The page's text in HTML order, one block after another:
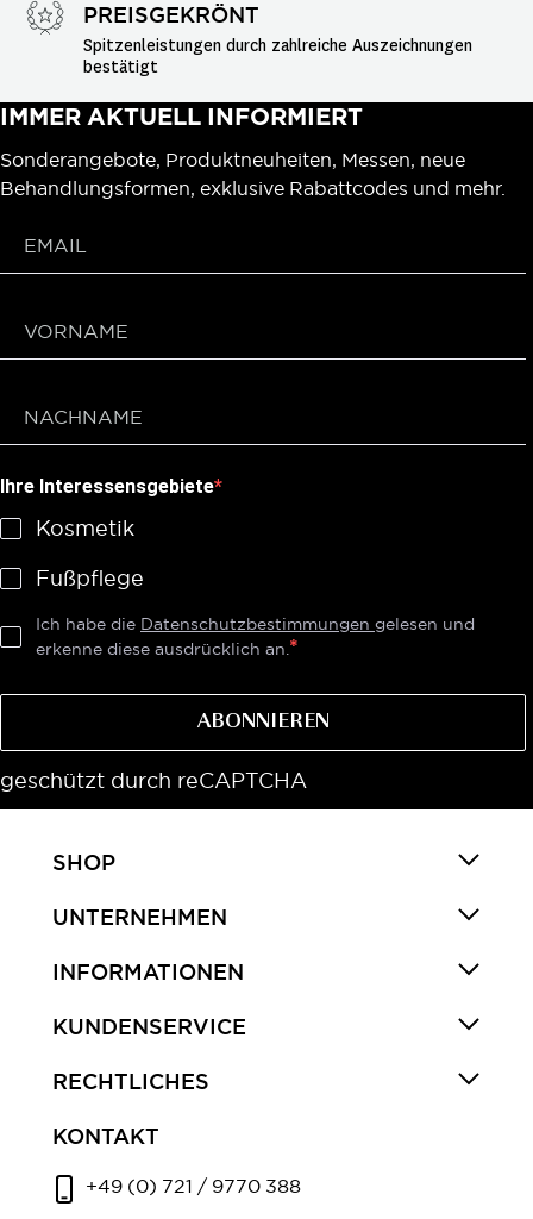
PREISGEKRÖNT
Spitzenleistungen durch zahlreiche Auszeichnungen
bestätigt
IMMER AKTUELL INFORMIERT
Sonderangebote, Produktneuheiten, Messen, neue
Behandlungsformen, exklusive Rabattcodes und mehr.
Ihre Interessensgebiete
Kosmetik
Fußpflege
Ich habe die Datenschutzbestimmungen gelesen und
erkenne diese ausdrücklich an.
ABONNIEREN
geschützt durch reCAPTCHA
SHOP
UNTERNEHMEN
INFORMATIONEN
KUNDENSERVICE
RECHTLICHES
KONTAKT
+49 (0) 721 / 9770 388